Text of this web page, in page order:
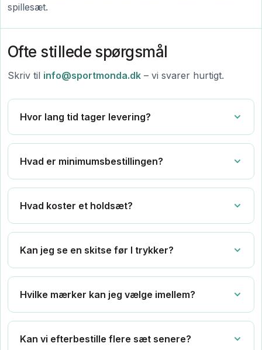
spillesæt.
Ofte stillede spørgsmål
Skriv til info@sportmonda.dk – vi svarer hurtigt.
Hvor lang tid tager levering?
Hvad er minimumsbestillingen?
Hvad koster et holdsæt?
Kan jeg se en skitse før I trykker?
Hvilke mærker kan jeg vælge imellem?
Kan vi efterbestille flere sæt senere?